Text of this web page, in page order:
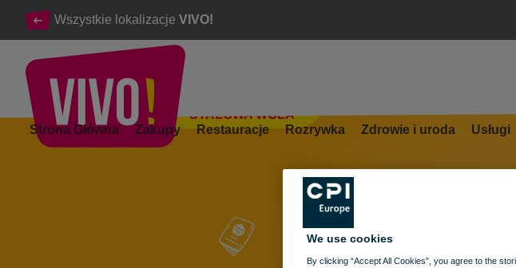
Wszystkie lokalizacje VIVO!
STALOWA WOLA
Strona Główna Zakupy Restauracje Rozrywka Zdrowie i uroda Usługi
VITAJCIE WAKACJE! Dzień pełen atrakcji, animacji i konkursów w VIVO! Stalowa Wola
We use cookies
By clicking “Accept All Cookies”, you agree to the